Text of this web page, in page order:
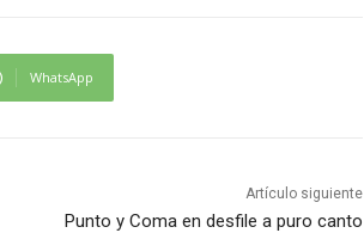
WhatsApp
Artículo siguiente
Punto y Coma en desfile a puro canto